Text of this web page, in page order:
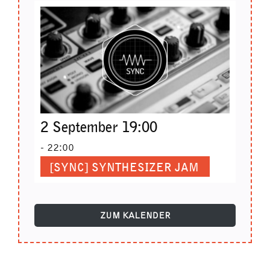
2 September 19:00
- 22:00
[SYNC] SYNTHESIZER JAM
ZUM KALENDER